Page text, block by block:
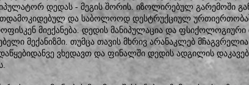
დედას - მეგის შორის. იზოლირებულ გარემოში
და საბოლოოდ დესტრუქციულ
მიექანება. დედის მანიპულაცია და
მექანიზმი. თუმცა თავის მხრივ არანაკლებ
ვხედავთ და ფინალში დედის ადგილის